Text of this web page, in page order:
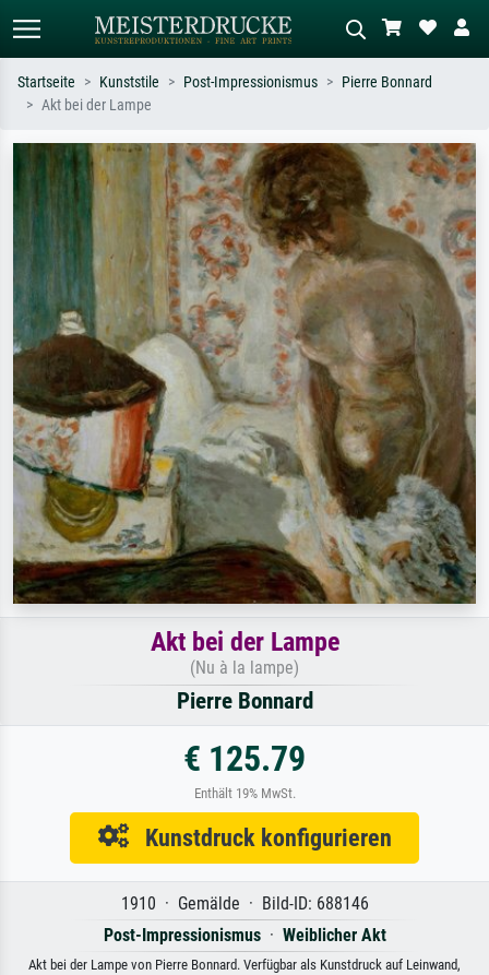
Suchen Sie nach Künstlern, Werktiteln
oder Stilen – z.B. Monet,
Sternennacht, Impressionismus, Welle
Beschreiben Sie die Szene – z.B. Grüne
Wiese, Abstrakt mit viel Rot, Dunkles
Ölgemälde, Stehender Akt neben einem
Baum.
Startseite Kunststile Post-Impressionismus
Pierre Bonnard
Akt bei der Lampe
Akt bei der Lampe
(Nu à la lampe)
Pierre Bonnard
€ 125.79
Enthält 19% MwSt.
Kunstdruck konfigurieren
1910 · Gemälde · Bild-ID: 688146
Post-Impressionismus· Weiblicher Akt
Akt bei der Lampe von Pierre Bonnard. Verfügbar als Kunstdruck auf Leinwand,